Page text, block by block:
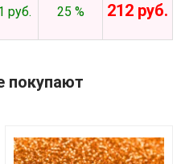
руб. 25 % 212 руб.
покупают